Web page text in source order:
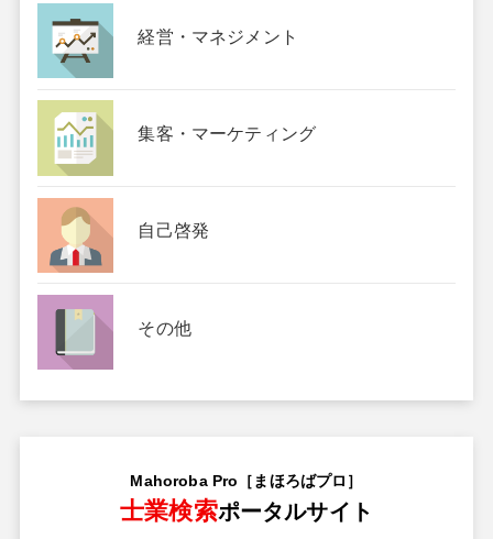
経営・マネジメント
集客・マーケティング
自己啓発
その他
Mahoroba Pro［まほろばプロ］
士業検索ポータルサイト